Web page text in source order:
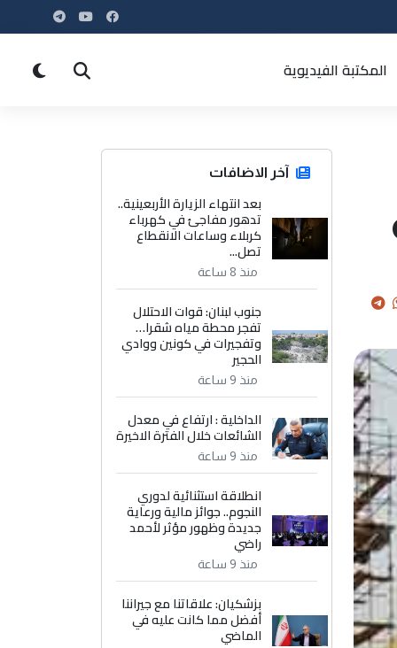
المكتبة الفيديوية
آخر الاضافات
بعد انتهاء الزيارة الأربعينية..
تدهور مفاجئ في كهرباء
كربلاء وساعات الانقطاع
تصل...
منذ 8 ساعة
جنوب لبنان: قوات الاحتلال
تفجر محطة مياه شقرا…
وتفجيرات في كونين ووادي
الحجير
منذ 9 ساعة
الداخلية : ارتفاع في معدل
الشائعات خلال الفترة الاخيرة
منذ 9 ساعة
انطلاقة استثنائية لدوري
النجوم.. جوائز مالية ورعاية
جديدة وظهور مؤثر لأحمد
راضي
منذ 9 ساعة
بزشكيان: علاقاتنا مع جيراننا
أفضل مما كانت عليه في
الماضي